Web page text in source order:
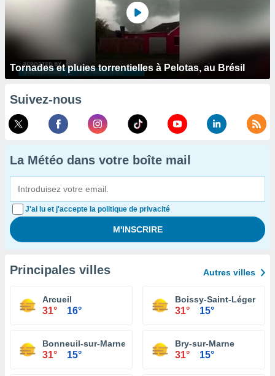
Tornades et pluies torrentielles à Pelotas, au Brésil
Suivez-nous
La Météo dans votre boîte mail
J'ai lu et j'accepte la politique de privacité
Principales villes Autres villes
Arcueil
31° 16°
Boissy-Saint-Léger
31° 15°
Bonneuil-sur-Marne
31° 15°
Bry-sur-Marne
31° 15°